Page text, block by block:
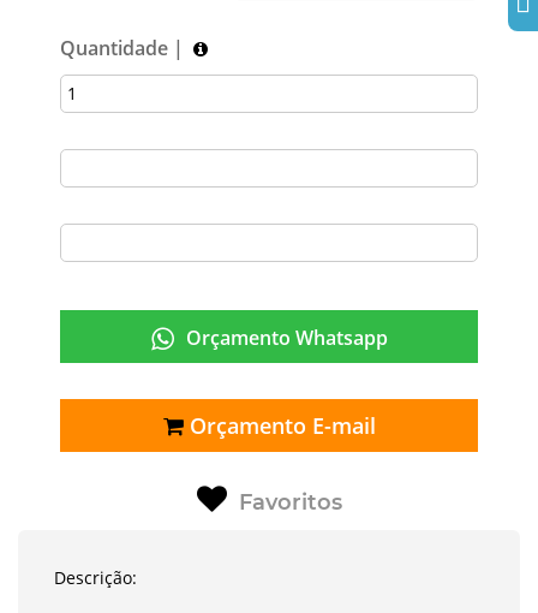
Quantidade |
Orçamento Whatsapp
Orçamento E-mail
Favoritos
Descrição: